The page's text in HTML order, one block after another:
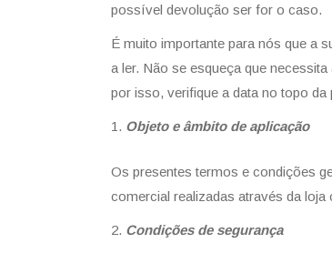
possível devolução ser for o caso.
É muito importante para nós que a
a ler. Não se esqueça que
por isso, verifique a data no topo da
Objeto e âmbito de aplicação
Os presentes termos e condições
comercial realizadas através da loja
Condições de segurança